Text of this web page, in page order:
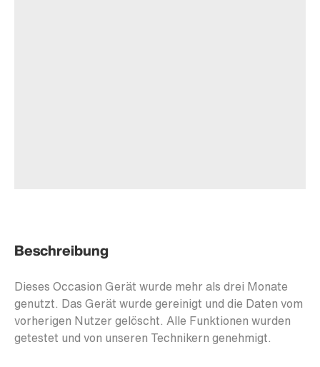
Beschreibung
Dieses Occasion Gerät wurde mehr als drei Monate
genutzt. Das Gerät wurde gereinigt und die Daten vom
vorherigen Nutzer gelöscht. Alle Funktionen wurden
getestet und von unseren Technikern genehmigt.